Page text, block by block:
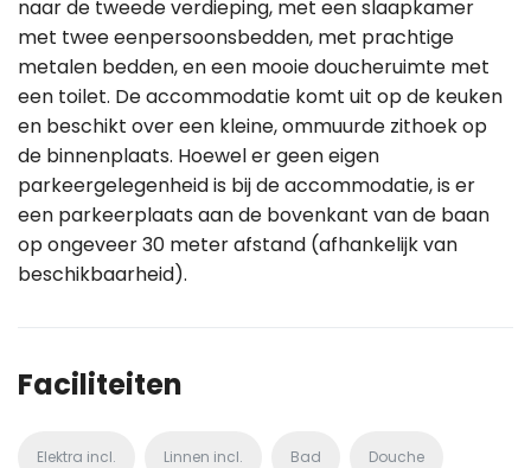
naar de tweede verdieping, met een slaapkamer
met twee eenpersoonsbedden, met prachtige
metalen bedden, en een mooie doucheruimte met
een toilet. De accommodatie komt uit op de keuken
en beschikt over een kleine, ommuurde zithoek op
de binnenplaats. Hoewel er geen eigen
parkeergelegenheid is bij de accommodatie, is er
een parkeerplaats aan de bovenkant van de baan
op ongeveer 30 meter afstand (afhankelijk van
beschikbaarheid).
Faciliteiten
Elektra incl. Linnen incl. Bad Douche